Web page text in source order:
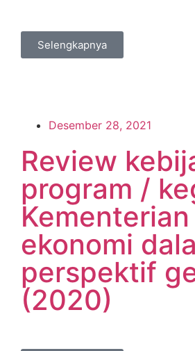
Selengkapnya
Desember 28, 2021
Review
program /
ekonomi
perspektif
(2020)